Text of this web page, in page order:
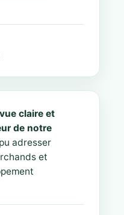
vue claire et
de notre
adresser
et